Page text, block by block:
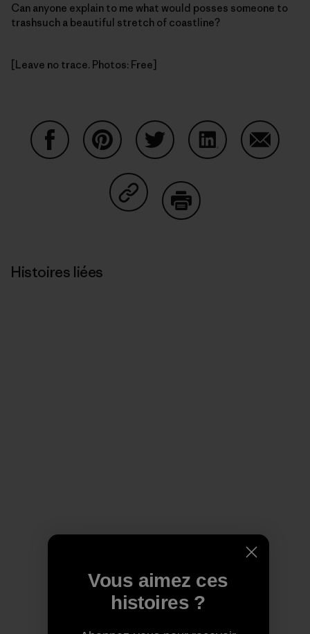
Can anyone explain to me what would posses someone to
trashsuch a beautiful stretch of coastline?
[Leave no trace. Photos: Free]
Partager sur Copy Link
Histoires liées
Vous aimez ces
histoires ?